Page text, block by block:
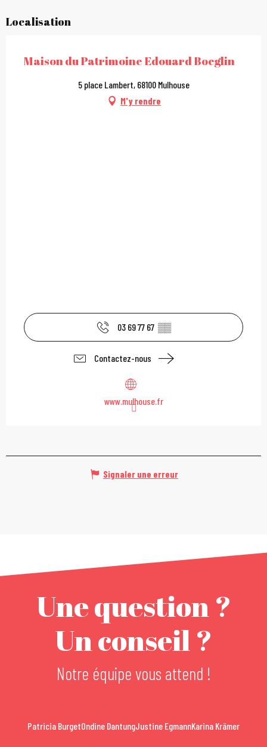
Localisation
Maison du Patrimoine Edouard Boeglin
5 place Lambert, 68100 Mulhouse
M'y rendre
03 69 77 67 ▒▒
Contactez-nous
www.mulhouse.fr
Signaler une erreur
Une question ?
Un conseil ?
Notre équipe vous attend !
Patricia BurgetOndine DantungJustine EgmannKarina Krämer